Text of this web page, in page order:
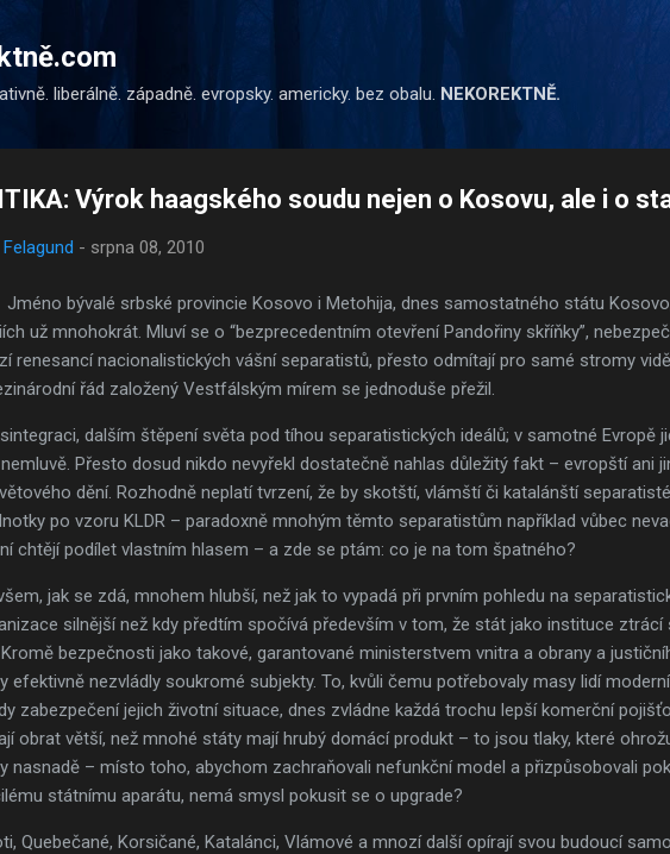
liberálně. západně. evropsky. americky. bez obalu. NEKOREKTNĚ.
Výrok haagského soudu nejen o Kosovu, ale i o
- srpna 08, 2010
Jméno bývalé srbské provincie Kosovo i Metohija, dnes samostatného státu
už mnohokrát. Mluví se o “bezprecedentním otevření Pandořiny skříňky”,
renesancí nacionalistických vášní separatistů, přesto odmítají pro samé stromy
řád založený Vestfálským mírem se jednoduše přežil.
dalším štěpení světa pod tíhou separatistických ideálů; v samotné Evropě
Přesto dosud nikdo nevyřekl dostatečně nahlas důležitý fakt – evropští ani
dění. Rozhodně neplatí tvrzení, že by skotští, vlámští či katalánští
po vzoru KLDR – paradoxně mnohým těmto separatistům například vůbec
chtějí podílet vlastním hlasem – a zde se ptám: co je na tom špatného?
jak se zdá, mnohem hlubší, než jak to vypadá při prvním pohledu na
silnější než kdy předtím spočívá především v tom, že stát jako instituce ztrácí
Kromě bezpečnosti jako takové, garantované ministerstvem vnitra a obrany a
efektivně nezvládly soukromé subjekty. To, kvůli čemu potřebovaly masy lidí
zabezpečení jejich životní situace, dnes zvládne každá trochu lepší komerční
obrat větší, než mnohé státy mají hrubý domácí produkt – to jsou tlaky, které
nasnadě – místo toho, abychom zachraňovali nefunkční model a přizpůsobovali
státnímu aparátu, nemá smysl pokusit se o upgrade?
Quebečané, Korsičané, Katalánci, Vlámové a mnozí další opírají svou budoucí